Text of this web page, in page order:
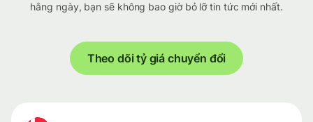
hằng ngày, bạn sẽ không bao giờ bỏ lỡ tin tức mới nhất.
Theo dõi tỷ giá chuyển đổi